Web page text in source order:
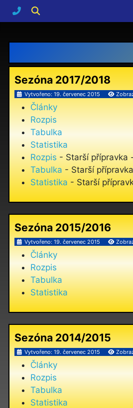
Sezóna 2017/2018
Vytvořeno: 19. červenec 2015
Články
Rozpis
Tabulka
Statistika
Rozpis - Starší přípravka
Tabulka - Starší
Statistika - Starší
Sezóna 2015/2016
Vytvořeno: 19. červenec 2015
Články
Rozpis
Tabulka
Statistika
Sezóna 2014/2015
Vytvořeno: 19. červenec 2015
Články
Rozpis
Tabulka
Statistika